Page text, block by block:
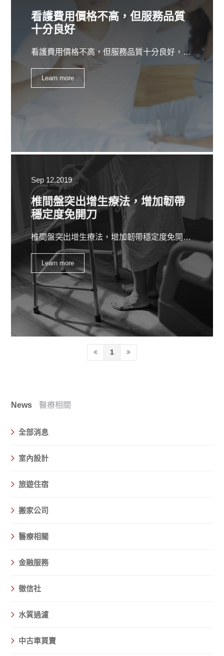
看護費用價格不高，但服務品質
十分良好
看護費用價格不高，但服務品質十分良好，一家家庭護理機構是一家服務提供商，可以幫助您或您所愛的人解決因年齡，行動不便或健康狀況下降而可能難以完成的日常工作。您需要查看所有選擇。看護費用為什麼選擇代理商？
Learn more
Sep 12,2019
椎間盤突出增生療法，增加韌帶
穩定度免開刀
椎間盤突出增生療法，增加韌帶穩定度免開刀，您可能還會出現手臂疼痛，灼熱，麻木，虛弱，頭痛，甲狀腺問題，視力問題，耳鳴等。所以，既然我們已經確定了椎間盤突出的原因，以及您可能從C5 C6椎間盤突出的症狀類型，椎間盤突出的最常見原因是創傷 - 某種類型的損傷。
Learn more
1
News 醫療相關
全部消息
室內設計
旅遊住宿
搬家公司
醫療相關
金融服務
徵信社
水質過濾
中古車買賣